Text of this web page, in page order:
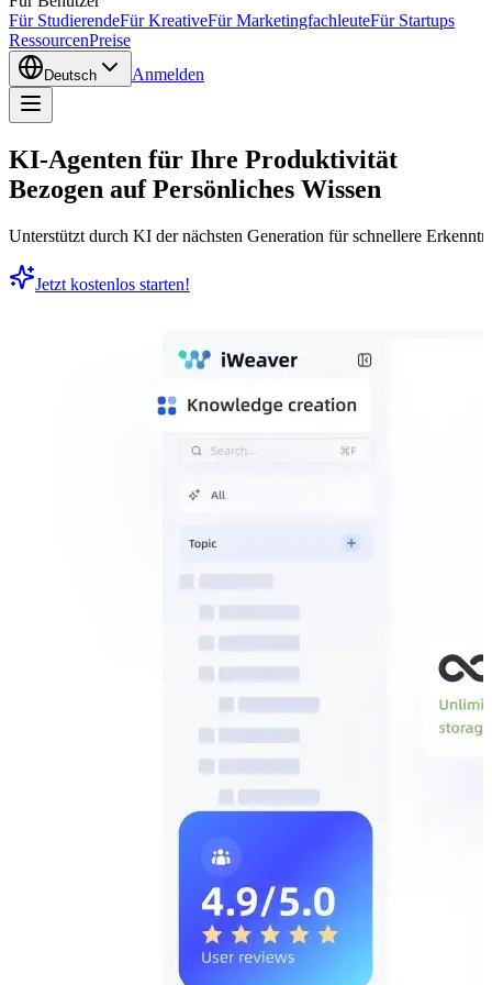
Für StudierendeFür KreativeFür MarketingfachleuteFür Startups
RessourcenPreise
Deutsch Anmelden
KI-Agenten für Ihre Produktivität
Bezogen auf Persönliches Wissen
Unterstützt durch KI der nächsten Generation für schnellere
Jetzt kostenlos starten!